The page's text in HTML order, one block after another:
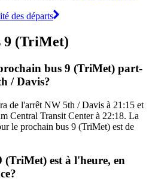
des départs
9 (TriMet)
bus 9 (TriMet) part-
/ Davis?
de l'arrêt NW 5th / Davis à 21:15 et
Central Transit Center à 22:18. La
le prochain bus 9 (TriMet) est de
(TriMet) est à l'heure, en